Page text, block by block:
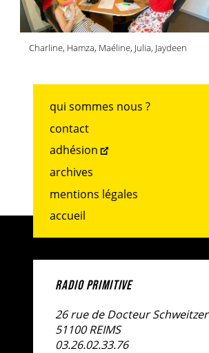
Charline, Hamza, Maéline, Julia, Jaydeen
qui sommes nous ?
contact
adhésion
archives
mentions légales
accueil
RADIO PRIMITIVE
26 rue de Docteur Schweitzer
51100 REIMS
03.26.02.33.76